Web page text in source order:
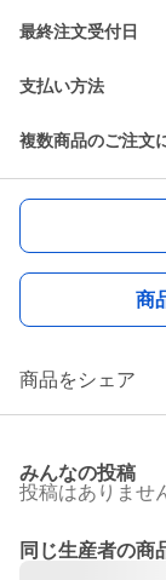
最終注文受付日
支払い方法
複数商品のご注文
商
商品をシェア
みんなの投稿
投稿はありませ
同じ生産者の商